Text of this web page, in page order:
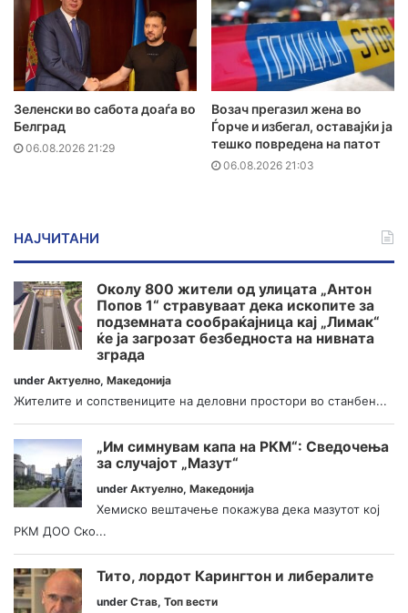
Зеленски во сабота доаѓа во
Белград
06.08.2026 21:29
Возач прегазил жена во
Ѓорче и избегал, оставајќи ја
тешко повредена на патот
06.08.2026 21:03
НАЈЧИТАНИ
Околу 800 жители од улицата „Антон
Попов 1“ стравуваат дека ископите за
подземната сообраќајница кај „Лимак“
ќе ја загрозат безбедноста на нивната
зграда
under Актуелно, Македонија
Жителите и сопствениците на деловни простори во станбен...
„Им симнувам капа на РКМ“: Сведочења
за случајот „Мазут“
under Актуелно, Македонија
Хемиско вештачење покажува дека мазутот кој
РКМ ДОО Ско...
Тито, лордот Карингтон и либералите
under Став, Топ вести